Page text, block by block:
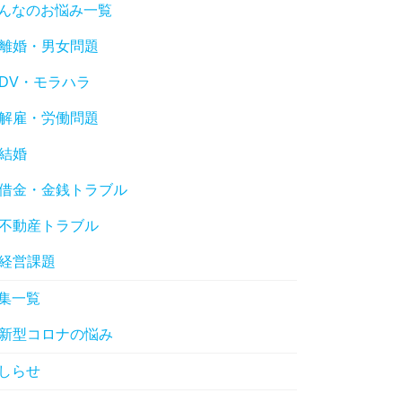
なのお悩み一覧
婚・男女問題
DV・モラハラ
雇・労働問題
婚
金・金銭トラブル
動産トラブル
営課題
一覧
新型コロナの悩み
らせ